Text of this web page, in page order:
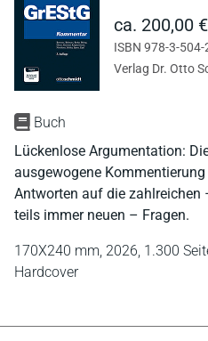
Buch
Lückenlose Argumentation:
ausgewogene
Antworten auf die zahlreichen
teils immer neuen – Fragen.
170X240 mm, 2026, 1.300
Hardcover
ca. 200,00 €
ISBN 978-3-
Verlag Dr. Otto